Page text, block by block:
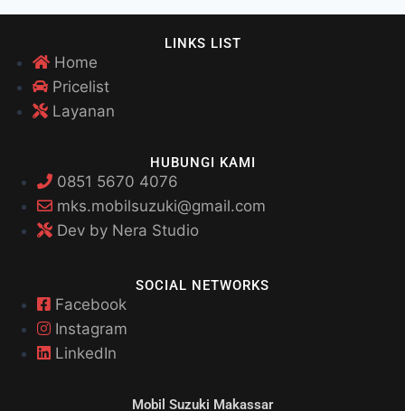
LINKS LIST
Home
Pricelist
Layanan
HUBUNGI KAMI
0851 5670 4076
mks.mobilsuzuki@gmail.com
Dev by Nera Studio
SOCIAL NETWORKS
Facebook
Instagram
LinkedIn
Mobil Suzuki Makassar